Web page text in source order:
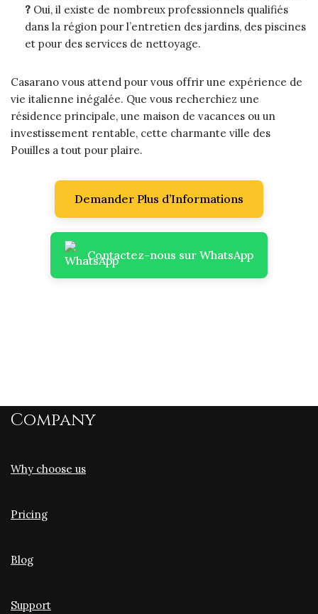
? Oui, il existe de nombreux professionnels qualifiés
dans la région pour l’entretien des jardins, des piscines
et pour des services de nettoyage.
Casarano vous attend pour vous offrir une expérience de
vie italienne inégalée. Que vous recherchiez une
résidence principale, une maison de vacances ou un
investissement rentable, cette charmante ville des
Pouilles a tout pour plaire.
Demander Plus d’Informations
Contactez-nous sur WhatsApp
Company
Why choose us
Pricing
Blog
Support